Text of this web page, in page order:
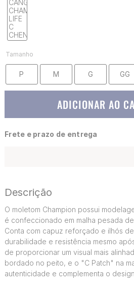
Tamanho
P M G GG
ADICIONAR AO
Frete e prazo de entrega
Descrição
O moletom Champion possui
é confeccionado em malha pesada
Conta com capuz reforçado e ilhós
durabilidade e resistência mesmo
de proporcionar um visual mais
bordado no peito, e o "C Patch" na
autenticidade e complementa o